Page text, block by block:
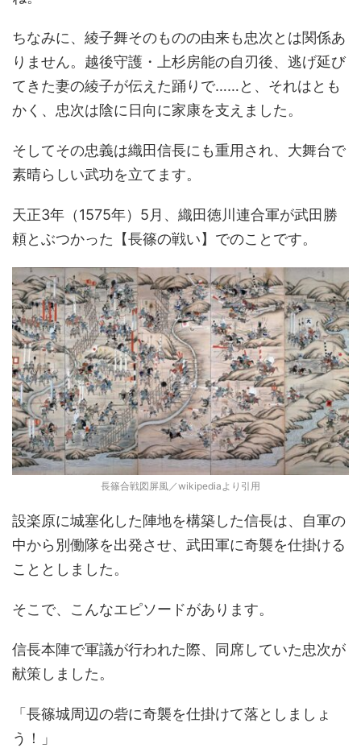
ちなみに、綾子舞そのものの由来も忠次とは関係あ
りません。越後守護・上杉房能の自刃後、逃げ延び
てきた妻の綾子が伝えた踊りで……と、それはとも
かく、忠次は陰に日向に家康を支えました。
そしてその忠義は織田信長にも重用され、大舞台で
素晴らしい武功を立てます。
天正3年（1575年）5月、織田徳川連合軍が武田勝
頼とぶつかった【長篠の戦い】でのことです。
長篠合戦図屏風／wikipediaより引用
設楽原に城塞化した陣地を構築した信長は、自軍の
中から別働隊を出発させ、武田軍に奇襲を仕掛ける
こととしました。
そこで、こんなエピソードがあります。
信長本陣で軍議が行われた際、同席していた忠次が
献策しました。
「長篠城周辺の砦に奇襲を仕掛けて落としましょ
う！」